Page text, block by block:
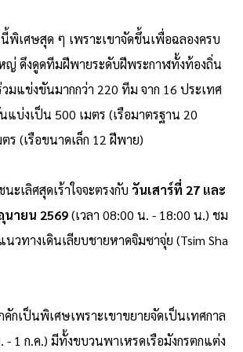
พิเศษสุด ๆ เพราะเขาจัดขึ้นเพื่อฉลองครบ
ญ่ ดึงดูดทีมฝีพายระดับฝีพระกาฬทั้งท้องถิ่น
มแข่งขันมากกว่า 220 ทีม จาก 16 ประเทศ
แบ่งเป็น 500 เมตร (เรือมาตรฐาน 20
ร (เรือขนาดเล็ก 12 ฝีพาย)
ะเลิศสุดเร้าใจจะตรงกับ วันเสาร์ที่ 27 และ
ายน 2569(เวลา 08:00 น. - 18:00 น.) ชม
วทางเดินเลียบชายหาดจิมซาจุ่ย (Tsim Sha
กเป็นพิเศษเพราะเขาขยายจัดเป็นเทศกาล
- 1 ก.ค.) มีทั้งขบวนพาเหรดเรือมังกรตกแต่ง